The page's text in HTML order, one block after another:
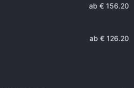
ab € 156.20
ab € 126.20